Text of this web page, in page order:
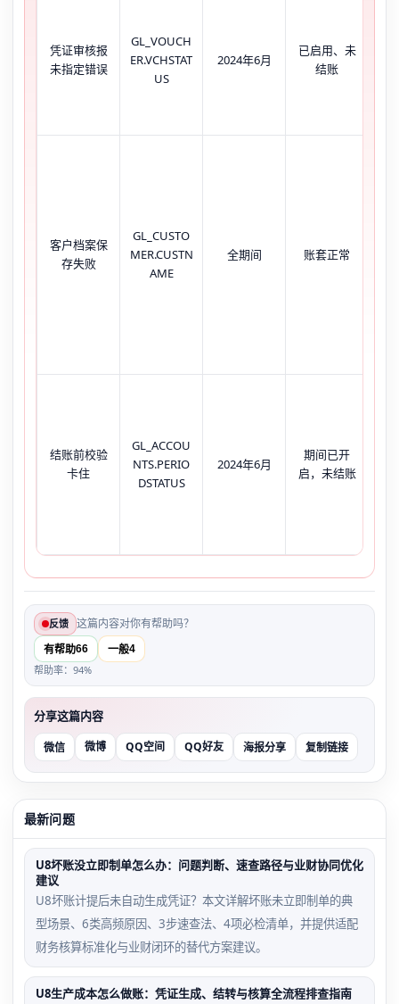
凭证审核报
未指定错误
GL_VOUCH
ER.VCHSTAT
US
2024年6月
已启用、未
结账
客户档案保
存失败
GL_CUSTO
MER.CUSTN
AME
全期间 账套正常
结账前校验
卡住
GL_ACCOU
NTS.PERIO
DSTATUS
2024年6月
期间已开
启，未结账
反馈 这篇内容对你有帮助吗？
有帮助66 一般4
帮助率：94%
分享这篇内容
微信 微博 QQ空间 QQ好友 海报分享 复制链接
最新问题
U8坏账没立即制单怎么办：问题判断、速查路径与业财协同优化
建议
U8坏账计提后未自动生成凭证？本文详解坏账未立即制单的典
型场景、6类高频原因、3步速查法、4项必检清单，并提供适配
财务核算标准化与业财闭环的替代方案建议。
U8生产成本怎么做账：凭证生成、结转与核算全流程排查指南